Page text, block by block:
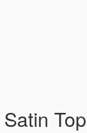
Satin